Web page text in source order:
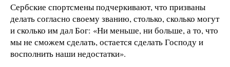
Сербские спортсмены подчеркивают, что призваны
делать согласно своему званию, столько, сколько могут
и сколько им дал Бог: «Ни меньше, ни больше, а то, что
мы не сможем сделать, остается сделать Господу и
восполнить наши недостатки».